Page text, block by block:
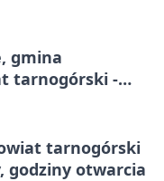
gmina
tarnogórski -
tarnogórski
godziny otwarcia